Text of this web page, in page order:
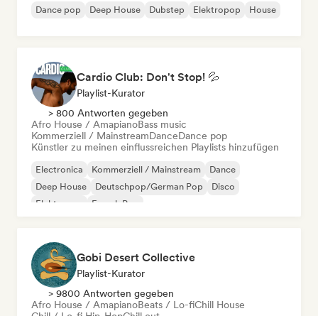
Dance pop
Deep House Dubstep Elektropop House
Cardio Club: Don't Stop! 💦
Playlist-Kurator
> 800 Antworten gegeben
Afro House / AmapianoBass music
Kommerziell / MainstreamDanceDance pop
Künstler zu meinen einflussreichen Playlists hinzufügen
Electronica Kommerziell / Mainstream
Dance
Deep House
Deutschpop/German Pop
Disco
Elektropop
French Pop
Gobi Desert Collective
Playlist-Kurator
> 9800 Antworten gegeben
Afro House / AmapianoBeats / Lo-fiChill House